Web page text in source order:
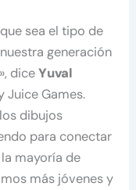
sea el tipo de
generación
diceYuval
Juice Games.
dibujos
para conectar
mayoría de
más jóvenes y